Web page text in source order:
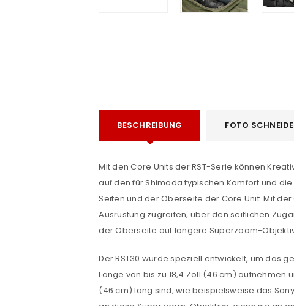
BESCHREIBUNG FOTO
Mit den Core Units der RST-Serie können
auf den für Shimoda typischen Komfort und
Seiten und der Oberseite der Core Unit. Mit
Ausrüstung zugreifen, über den seitlichen
der Oberseite auf längere Superzoom-
Der RST30 wurde speziell entwickelt, um das
Länge von bis zu 18,4 Zoll (46 cm) aufnehmen
(46 cm) lang sind, wie beispielsweise das